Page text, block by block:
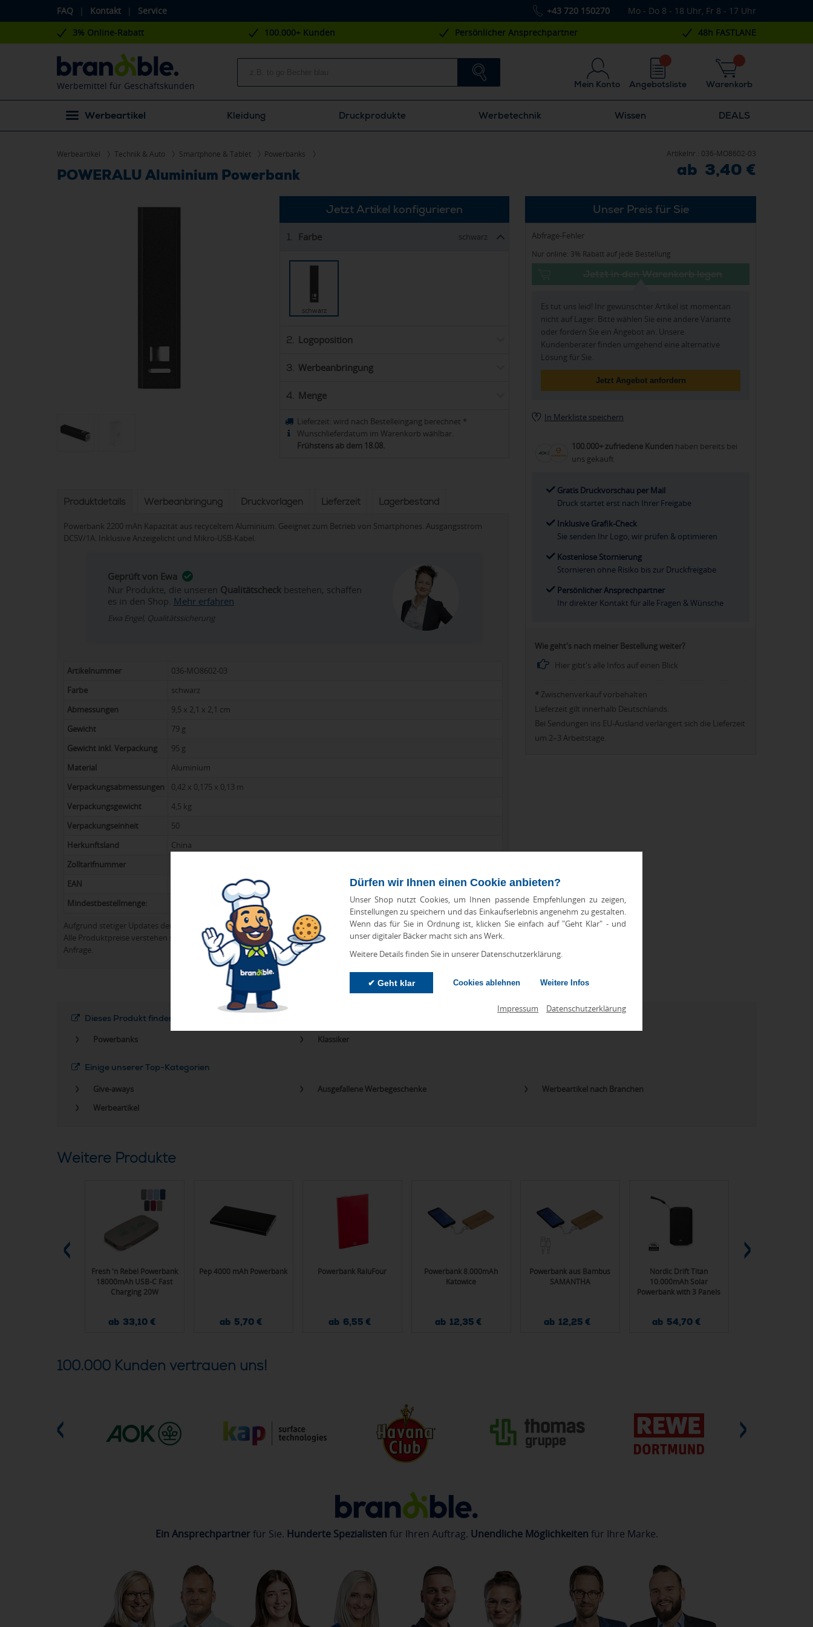
FAQ | Kontakt | Service +43 720 150270 Mo - Do 8 - 18 Uhr, Fr 8 - 17 Uhr
Dürfen wir Ihnen einen Cookie anbieten?
Unser Shop nutzt Cookies, um Ihnen passende Empfehlungen zu zeigen,
Einstellungen zu speichern und das Einkaufserlebnis angenehm zu gestalten.
Wenn das für Sie in Ordnung ist, klicken Sie einfach auf "Geht Klar" - und
unser digitaler Bäcker macht sich ans Werk.
Weitere Details finden Sie in unserer Datenschutzerklärung.
✔ Geht klar Cookies ablehnen Weitere Infos
Impressum Datenschutzerklärung
3% Online-Rabatt 100.000+ Kunden Persönlicher Ansprechpartner 48h FASTLANE
Werbemittel für Geschäftskunden Mein Konto Warenkorb
Angebotsliste
Werbeartikel Kleidung Druckprodukte Werbetechnik Wissen DEALS
Werbeartikel Technik & Auto Smartphone & Tablet Powerbanks
POWERALU Aluminium Powerbank
Artikelnr.: 036-MO8602-03
ab 3,40 €
Jetzt Artikel konfigurieren
1. Farbe schwarz
schwarz
2. Logoposition
3. Werbeanbringung
4. Menge
Lieferzeit: wird nach Bestelleingang berechnet *
Wunschlieferdatum im Warenkorb wählbar.
Frühstens ab dem 18.08.
Produktdetails Werbeanbringung Druckvorlagen Lieferzeit Lagerbestand
Powerbank 2200 mAh Kapazität aus recyceltem Aluminium. Geeignet zum Betrieb von Smartphones. Ausgangsstrom
DC5V/1A. Inklusive Anzeigelicht und Mikro-USB-Kabel.
Geprüft von Ewa
Nur Produkte, die unseren Qualitätscheck bestehen, schaffen
es in den Shop. Mehr erfahren
Ewa Engel, Qualitätssicherung
Artikelnummer
036-MO8602-03
Farbe
schwarz
Abmessungen
9,5 x 2,1 x 2,1 cm
Gewicht
79 g
Gewicht inkl. Verpackung
95 g
Material
Aluminium
Verpackungsabmessungen
0,42 x 0,175 x 0,13 m
Verpackungsgewicht
4,5 kg
Verpackungseinheit
50
Herkunftsland
China
Zolltarifnummer
EAN
8719941006904
Mindestbestellmenge:
Aufgrund stetiger Updates der Produktpalette kann es zu Abweichungen bei Preisen und Produktinformationen kommen.
Alle Produktpreise verstehen sich in der Regel ohne Werbeanbringungskosten. Preise für Direktimport erhalten Sie auf
Anfrage.
Unser Preis für Sie
Abfrage-Fehler
Nur online: 3% Rabatt auf jede Bestellung
Jetzt in den Warenkorb legen
Es tut uns leid! Ihr gewünschter Artikel ist momentan
nicht auf Lager. Bitte wählen Sie eine andere Variante
oder fordern Sie ein Angebot an. Unsere
Kundenberater finden umgehend eine alternative
Lösung für Sie.
Jetzt Angebot anfordern
In Merkliste speichern
100.000+ zufriedene Kunden haben bereits bei
uns gekauft
Gratis Druckvorschau per Mail
Druck startet erst nach Ihrer Freigabe
Inklusive Grafik-Check
Sie senden Ihr Logo, wir prüfen & optimieren
Kostenlose Stornierung
Stornieren ohne Risiko bis zur Druckfreigabe
Persönlicher Ansprechpartner
Ihr direkter Kontakt für alle Fragen & Wünsche
Wie geht's nach meiner Bestellung weiter?
Hier gibt's alle Infos auf einen Blick
* Zwischenverkauf vorbehalten
Lieferzeit gilt innerhalb Deutschlands.
Bei Sendungen ins EU-Ausland verlängert sich die Lieferzeit
um 2–3 Arbeitstage.
Dieses Produkt finden Sie in folgenden Kategorien
Powerbanks
Klassiker
Einige unserer Top-Kategorien
Give-aways
Ausgefallene Werbegeschenke
Werbeartikel nach Branchen
Werbeartikel
Weitere Produkte
Fresh 'n Rebel Powerbank
18000mAh USB-C Fast
Charging 20W
ab 33,10 €
Pep 4000 mAh Powerbank
ab 5,70 €
Powerbank RaluFour
ab 6,55 €
Powerbank 8.000mAh
Katowice
ab 12,35 €
Powerbank aus Bambus
SAMANTHA
ab 12,25 €
Nordic Drift Titan
10.000mAh Solar
Powerbank with 3 Panels
ab 54,70 €
100.000 Kunden vertrauen uns!
Ein Ansprechpartnerfür Sie. Hunderte Spezialisten für Ihren Auftrag. Unendliche Möglichkeiten für Ihre Marke.